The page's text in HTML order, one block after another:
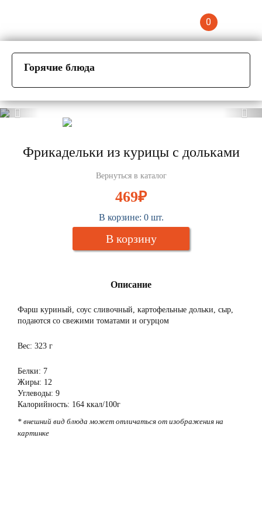
0
Горячие блюда
Фрикадельки из курицы с дольками
Вернуться в каталог
469₽
В корзине: 0шт.
В корзину
Описание
Фарш куриный, соус сливочный, картофельные дольки, сыр,
подаются со свежими томатами и огурцом
Вес: 323 г
Белки: 7
Жиры: 12
Углеводы: 9
Калорийность: 164 ккал/100г
* внешний вид блюда может отличаться от изображения на
картинке